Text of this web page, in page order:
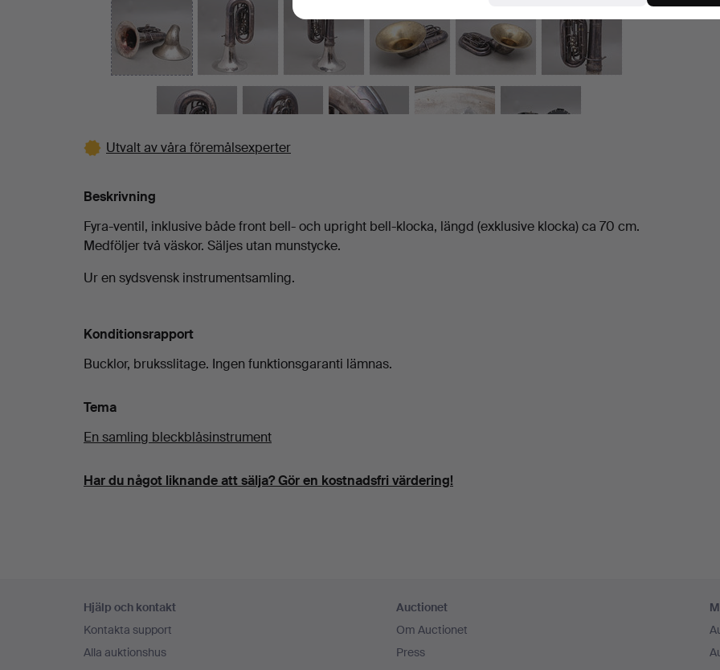
Utvalt av våra föremålsexperter
Beskrivning
Fyra-ventil, inklusive både front bell- och upright bell-klocka, längd (exklusive klocka) ca 70 cm.
Medföljer två väskor. Säljes utan munstycke.
Ur en sydsvensk instrumentsamling.
Konditionsrapport
Bucklor, bruksslitage. Ingen funktionsgaranti lämnas.
Tema
En samling bleckblåsinstrument
Har du något liknande att sälja? Gör en kostnadsfri värdering!
Hjälp och kontakt
Kontakta support
Alla auktionshus
Auctionet
Om Auctionet
Press